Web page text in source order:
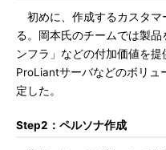
初めに、作成するカスタマ
る。岡本氏のチームでは製
ンフラ」などの付加価値を
ProLiantサーバなどのボリュ
定した。
Step2：ペルソナ作成